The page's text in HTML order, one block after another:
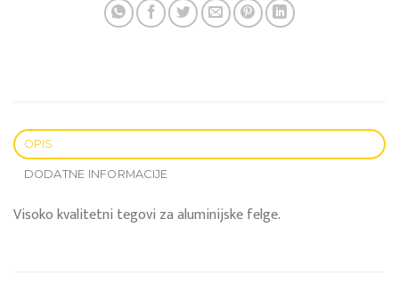
OPIS
DODATNE INFORMACIJE
Visoko kvalitetni tegovi za aluminijske felge.